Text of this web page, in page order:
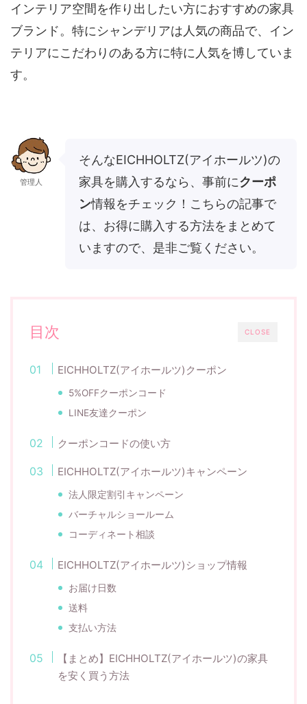
インテリア空間を作り出したい方におすすめの家具
ブランド。特にシャンデリアは人気の商品で、イン
テリアにこだわりのある方に特に人気を博していま
す。
管理人
そんなEICHHOLTZ(アイホールツ)の
家具を購入するなら、事前にクーポ
ン情報をチェック！こちらの記事で
は、お得に購入する方法をまとめて
いますので、是非ご覧ください。
CLOSE
目次
EICHHOLTZ(アイホールツ)クーポン
5%OFFクーポンコード
LINE友達クーポン
クーポンコードの使い方
EICHHOLTZ(アイホールツ)キャンペーン
法人限定割引キャンペーン
バーチャルショールーム
コーディネート相談
EICHHOLTZ(アイホールツ)ショップ情報
お届け日数
送料
支払い方法
【まとめ】EICHHOLTZ(アイホールツ)の家具
を安く買う方法